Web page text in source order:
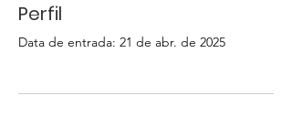
Perfil
Data de entrada: 21 de abr. de 2025